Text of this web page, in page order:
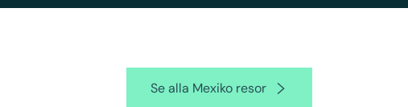
Se alla Mexiko resor